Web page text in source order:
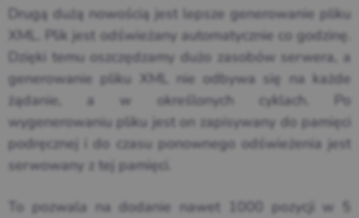
Drugą dużą nowością jest lepsze generowanie pliku
XML. Plik jest odświeżany automatycznie co godzinę.
Dzięki temu oszczędzamy dużo zasobów serwera, a
generowanie pliku XML nie odbywa się na każde
żądanie, a w określonych cyklach. Po
wygenerowaniu pliku jest on zapisywany do pamięci
podręcznej i do czasu ponownego odświeżenia jest
serwowany z tej pamięci.
To pozwala na dodanie nawet 1000 pozycji w 5